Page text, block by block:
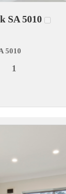
SA 5010
5010
1